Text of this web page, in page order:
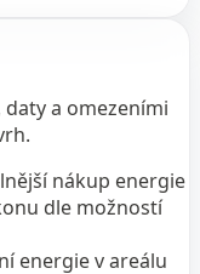
daty a omezeními
nákup energie
dle možností
energie v areálu